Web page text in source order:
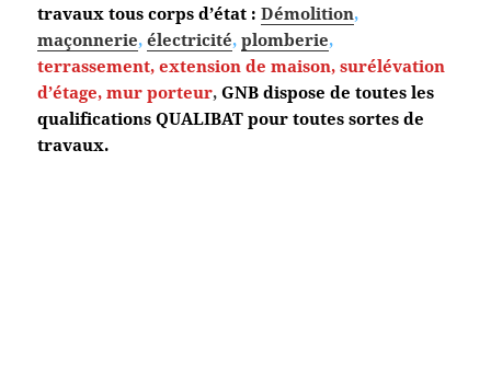
travaux tous corps d’état : Démolition,
maçonnerie,électricité,plomberie,
terrassement, extension de maison, surélévation
d’étage, mur porteur,GNB dispose de toutes les
qualifications QUALIBAT pour toutes sortes de
travaux.